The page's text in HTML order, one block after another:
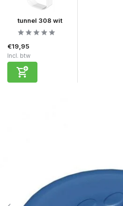
tunnel 308 wit
€19,95
Incl. btw